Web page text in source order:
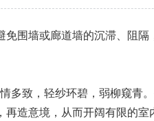
围墙或廊道墙的沉滞、阻
多致，轻纱环碧，弱柳窥
造意境，从而开阔有限的室